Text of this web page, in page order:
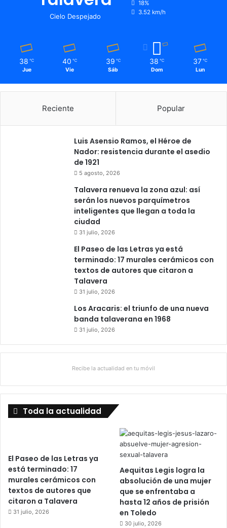
o
.
Cielo Despejado
18%
3.52 km/h
38 ℃
Jue
40 ℃
Vie
39 ℃
Sáb
38 ℃
Dom
37 ℃
Lun
Reciente Popular
Luis Asensio Ramos, el Héroe de
Nador: resistencia durante el asedio
de 1921
5 agosto, 2026
Talavera renueva la zona azul: así
serán los nuevos parquímetros
inteligentes que llegan a toda la
ciudad
31 julio, 2026
El Paseo de las Letras ya está
terminado: 17 murales cerámicos con
textos de autores que citaron a
Talavera
31 julio, 2026
Los Aracaris: el triunfo de una nueva
banda talaverana en 1968
31 julio, 2026
Recibe la actualidad en tu móvil
Toda la actualidad
El Paseo de las Letras ya
está terminado: 17
murales cerámicos con
textos de autores que
citaron a Talavera
31 julio, 2026
Aequitas Legis logra la
absolución de una mujer
que se enfrentaba a
hasta 12 años de prisión
en Toledo
30 julio, 2026